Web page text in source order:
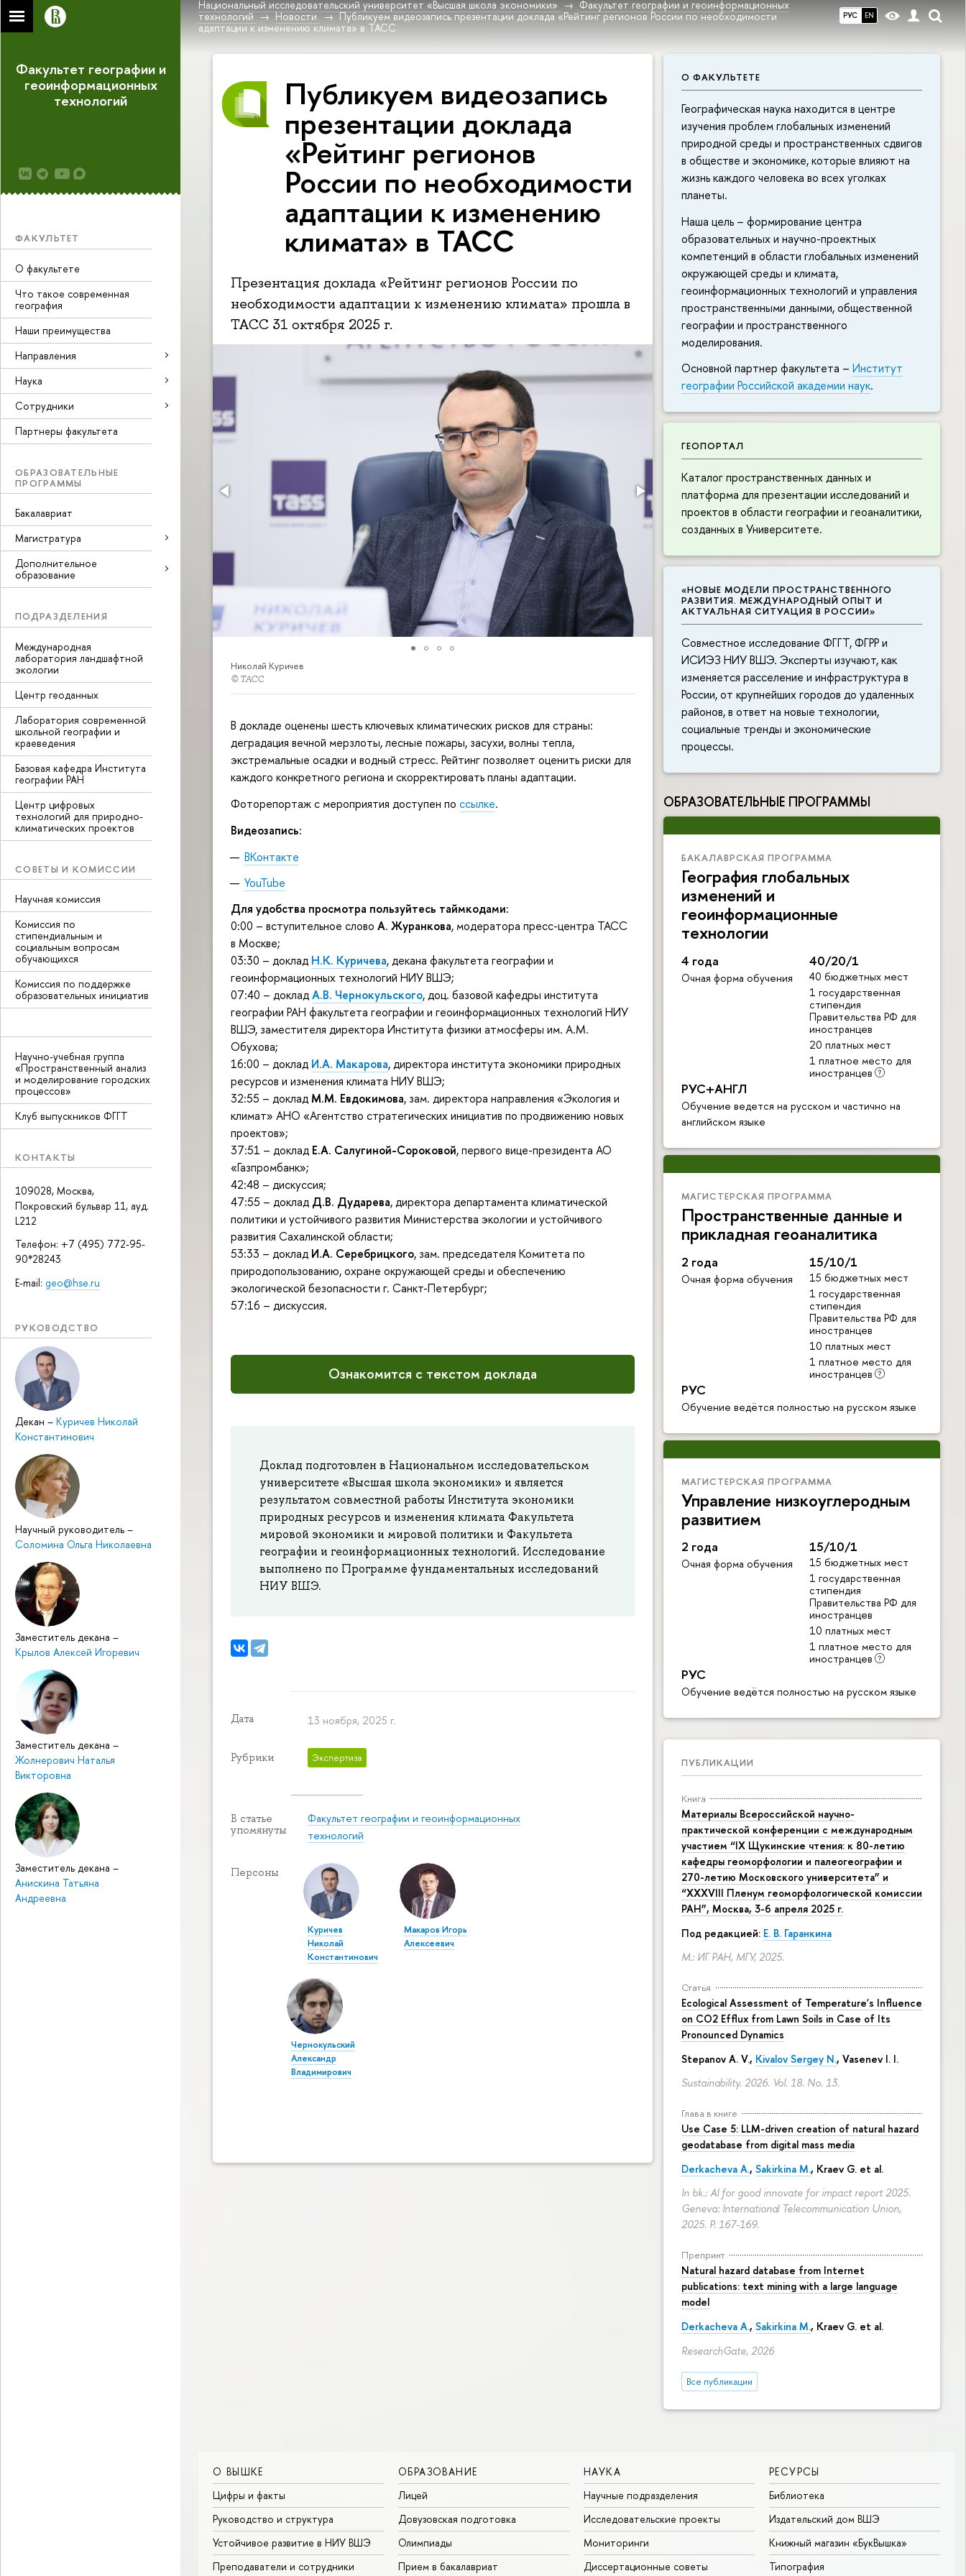
РУС EN
Национальный исследовательский университет «Высшая школа экономики»
Факультет географии и геоинформационных
технологий
Новости
Публикуем видеозапись презентации доклада «Рейтинг регионов России по необходимости
адаптации к изменению климата» в ТАСС
Факультет географии и
геоинформационных
технологий
ФАКУЛЬТЕТ
О факультете
Что такое современная
география
Наши преимущества
Направления
Наука
Cотрудники
Партнеры факультета
ОБРАЗОВАТЕЛЬНЫЕ
ПРОГРАММЫ
Бакалавриат
Магистратура
Дополнительное
образование
ПОДРАЗДЕЛЕНИЯ
Международная
лаборатория ландшафтной
экологии
Центр геоданных
Лаборатория современной
школьной географии и
краеведения
Базовая кафедра Института
географии РАН
Центр цифровых
технологий для природно-
климатических проектов
СОВЕТЫ И КОМИССИИ
Научная комиссия
Комиссия по
стипендиальным и
социальным вопросам
обучающихся
Комиссия по поддержке
образовательных инициатив
Научно-учебная группа
«Пространственный анализ
и моделирование городских
процессов»
Клуб выпускников ФГГТ
КОНТАКТЫ
109028, Москва,
Покровский бульвар 11, ауд.
L212
Телефон: +7 (495) 772-95-
90*28243
E-mail: geo@hse.ru
РУКОВОДСТВО
Декан – Куричев Николай
Константинович
Научный руководитель –
Соломина Ольга Николаевна
Заместитель декана –
Крылов Алексей Игоревич
Заместитель декана –
Жолнерович Наталья
Викторовна
Заместитель декана –
Анискина Татьяна
Андреевна
О ФАКУЛЬТЕТЕ
Географическая наука находится в центре
изучения проблем глобальных изменений
природной среды и пространственных сдвигов
в обществе и экономике, которые влияют на
жизнь каждого человека во всех уголках
планеты.
Наша цель – формирование центра
образовательных и научно-проектных
компетенций в области глобальных изменений
окружающей среды и климата,
геоинформационных технологий и управления
пространственными данными, общественной
географии и пространственного
моделирования.
Основной партнер факультета – Институт
географии Российской академии наук.
ГЕОПОРТАЛ
Каталог пространственных данных и
платформа для презентации исследований и
проектов в области географии и геоаналитики,
созданных в Университете.
«НОВЫЕ МОДЕЛИ ПРОСТРАНСТВЕННОГО
РАЗВИТИЯ. МЕЖДУНАРОДНЫЙ ОПЫТ И
АКТУАЛЬНАЯ СИТУАЦИЯ В РОССИИ»
Совместное исследование ФГГТ, ФГРР и
ИСИЭЗ НИУ ВШЭ. Эксперты изучают, как
изменяется расселение и инфраструктура в
России, от крупнейших городов до удаленных
районов, в ответ на новые технологии,
социальные тренды и экономические
процессы.
ОБРАЗОВАТЕЛЬНЫЕ ПРОГРАММЫ
БАКАЛАВРСКАЯ ПРОГРАММА
География глобальных
изменений и
геоинформационные
технологии
4 года
Очная форма обучения
40/20/1
40 бюджетных мест
1 государственная
стипендия
Правительства РФ для
иностранцев
20 платных мест
1 платное место для
иностранцев
РУС+АНГЛ
Обучение ведется на русском и частично на
английском языке
МАГИСТЕРСКАЯ ПРОГРАММА
Пространственные данные и
прикладная геоаналитика
2 года
Очная форма обучения
15/10/1
15 бюджетных мест
1 государственная
стипендия
Правительства РФ для
иностранцев
10 платных мест
1 платное место для
иностранцев
РУС
Обучение ведётся полностью на русском языке
МАГИСТЕРСКАЯ ПРОГРАММА
Управление низкоуглеродным
развитием
2 года
Очная форма обучения
15/10/1
15 бюджетных мест
1 государственная
стипендия
Правительства РФ для
иностранцев
10 платных мест
1 платное место для
иностранцев
РУС
Обучение ведётся полностью на русском языке
ПУБЛИКАЦИИ
Книга
Материалы Всероссийской научно-
практической конференции с международным
участием “IX Щукинские чтения: к 80-летию
кафедры геоморфологии и палеогеографии и
270-летию Московского университета” и
“XXXVIII Пленум геоморфологической комиссии
РАН”, Москва, 3-6 апреля 2025 г.
Под редакцией: Е. В. Гаранкина
М.: ИГ РАН, МГУ, 2025.
Статья
Ecological Assessment of Temperature's Influence
on CO2 Efflux from Lawn Soils in Case of Its
Pronounced Dynamics
Stepanov A. V., Kivalov Sergey N., Vasenev I. I.
Sustainability. 2026. Vol. 18. No. 13.
Глава в книге
Use Case 5: LLM-driven creation of natural hazard
geodatabase from digital mass media
Derkacheva A., Sakirkina M., Kraev G. et al.
In bk.: AI for good innovate for impact report 2025.
Geneva: International Telecommunication Union,
2025. P. 167-169.
Препринт
Natural hazard database from Internet
publications: text mining with a large language
model
Derkacheva A., Sakirkina M., Kraev G. et al.
ResearchGate, 2026
Все публикации
Публикуем видеозапись
презентации доклада
«Рейтинг регионов
России по необходимости
адаптации к изменению
климата» в ТАСС
Презентация доклада «Рейтинг регионов России по
необходимости адаптации к изменению климата» прошла в
ТАСС 31 октября 2025 г.
Николай Куричев
© ТАСС
В докладе оценены шесть ключевых климатических рисков для страны:
деградация вечной мерзлоты, лесные пожары, засухи, волны тепла,
экстремальные осадки и водный стресс. Рейтинг позволяет оценить риски для
каждого конкретного региона и скорректировать планы адаптации.
Фоторепортаж с мероприятия доступен по ссылке.
Видеозапись:
ВКонтакте
YouTube
Для удобства просмотра пользуйтесь таймкодами:
0:00 – вступительное слово А. Журанкова, модератора пресс-центра ТАСС
в Москве;
03:30 – доклад Н.К. Куричева, декана факультета географии и
геоинформационных технологий НИУ ВШЭ;
07:40 – докладА.В. Чернокульского, доц. базовой кафедры института
географии РАН факультета географии и геоинформационных технологий НИУ
ВШЭ, заместителя директора Института физики атмосферы им. А.М.
Обухова;
16:00 – доклад И.А. Макарова, директора института экономики природных
ресурсов и изменения климата НИУ ВШЭ;
32:55 – докладМ.М. Евдокимова, зам. директора направления «Экология и
климат» АНО «Агентство стратегических инициатив по продвижению новых
проектов»;
37:51 – доклад Е.А. Салугиной-Сороковой, первого вице-президента АО
«Газпромбанк»;
42:48 – дискуссия;
47:55 – доклад Д.В. Дударева, директора департамента климатической
политики и устойчивого развития Министерства экологии и устойчивого
развития Сахалинской области;
53:33 – доклад И.А. Серебрицкого, зам. председателя Комитета по
природопользованию, охране окружающей среды и обеспечению
экологической безопасности г. Санкт-Петербург;
57:16 – дискуссия.
Ознакомится с текстом доклада
Доклад подготовлен в Национальном исследовательском
университете «Высшая школа экономики» и является
результатом совместной работы Института экономики
природных ресурсов и изменения климата Факультета
мировой экономики и мировой политики и Факультета
географии и геоинформационных технологий. Исследование
выполнено по Программе фундаментальных исследований
НИУ ВШЭ.
Дата 13 ноября, 2025 г.
Рубрики Экспертиза
В статье
упомянуты
Факультет географии и геоинформационных
технологий
Персоны
Куричев
Николай
Константинович
Макаров Игорь
Алексеевич
Чернокульский
Александр
Владимирович
О ВЫШКЕ
Цифры и факты
Руководство и структура
Устойчивое развитие в НИУ ВШЭ
Преподаватели и сотрудники
ОБРАЗОВАНИЕ
Лицей
Довузовская подготовка
Олимпиады
Прием в бакалавриат
НАУКА
Научные подразделения
Исследовательские проекты
Мониторинги
Диссертационные советы
РЕСУРСЫ
Библиотека
Издательский дом ВШЭ
Книжный магазин «БукВышка»
Типография